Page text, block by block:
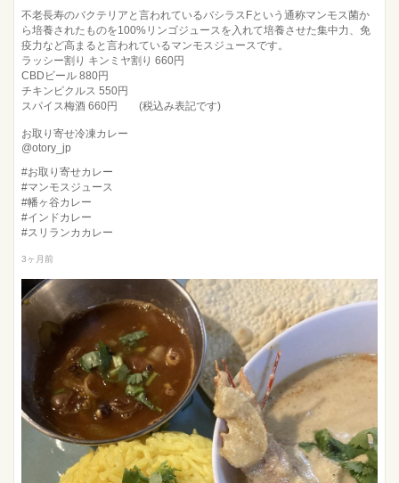
不老長寿のバクテリアと言われているバシラスFという通称マンモス菌か
ら培養されたものを100%リンゴジュースを入れて培養させた集中力、免
疫力など高まると言われているマンモスジュースです。
ラッシー割り キンミヤ割り 660円
CBDビール 880円
チキンピクルス 550円
スパイス梅酒 660円 (税込み表記です)
お取り寄せ冷凍カレー
@otory_jp
#お取り寄せカレー
#マンモスジュース
#幡ヶ谷カレー
#インドカレー
#スリランカカレー
3ヶ月前